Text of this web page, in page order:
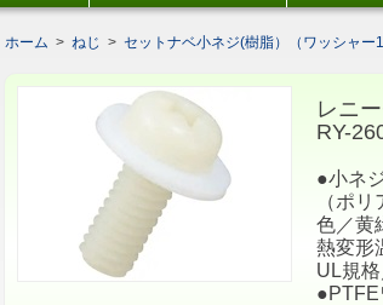
ホーム > ねじ > セットナベ小ネジ(樹脂）（ワッシャー1
レニ
RY-
●小ネ
（ポ
色／黄
熱変形
UL規
●PTFE